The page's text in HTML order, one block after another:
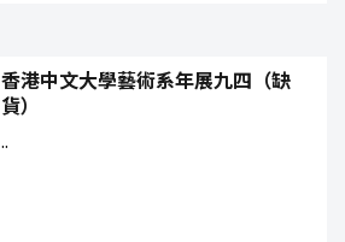
香港中文大學藝術系年展九四（缺
貨）
..